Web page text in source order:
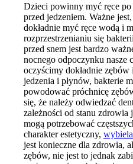
Dzieci powinny myć ręce
przed jedzeniem. Ważne
dokładnie myć ręce wodą i
rozprzestrzenianiu się
przed snem jest bardzo
nocnego odpoczynku nasze
oczyścimy dokładnie
jedzenia i płynów, bakterie
powodować próchnicę
się, że należy odwiedzać
zależności od stanu
mogą potrzebować
charakter estetyczny,
jest konieczne dla zdrowia,
zębów, nie jest to jednak